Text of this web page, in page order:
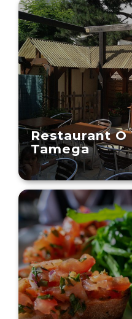
Restaurant O
Tamega